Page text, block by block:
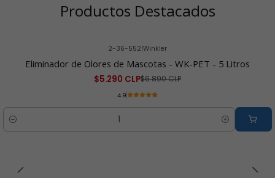
Productos Destacados
2-36-552|Winkler
Eliminador de Olores de Mascotas - WK-PET - 5 Litros
$5.290 CLP$6.890 CLP
4.9
Cantidad